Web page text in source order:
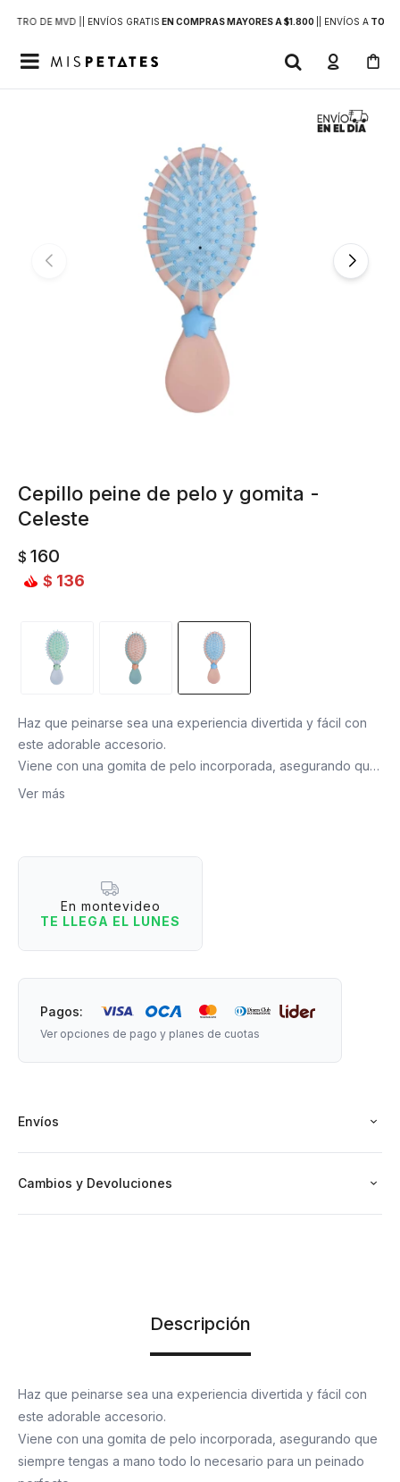
DE MVD | | ENVÍOS GRATIS EN COMPRAS MAYORES A $1.800 | ENVÍOS ATODO

Cepillo peine de pelo y gomita -
Celeste
$ 160
$ 136
Haz que peinarse sea una experiencia divertida y fácil con
este adorable accesorio.
Viene con una gomita de pelo incorporada, asegurando que
siempre tengas a mano todo lo necesario para un peinado
Medidas: 14 cm de largo x 6 cm de ancho.
Ver más
En montevideo
TE LLEGA EL LUNES
Pagos:
Ver opciones de pago y planes de cuotas
Envíos
Cambios y Devoluciones
Descripción
Haz que peinarse sea una experiencia divertida y fácil con
este adorable accesorio.
Viene con una gomita de pelo incorporada, asegurando que
siempre tengas a mano todo lo necesario para un peinado